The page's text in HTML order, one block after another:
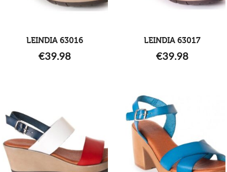
LEINDIA 63016
€39.98
LEINDIA 63017
€39.98